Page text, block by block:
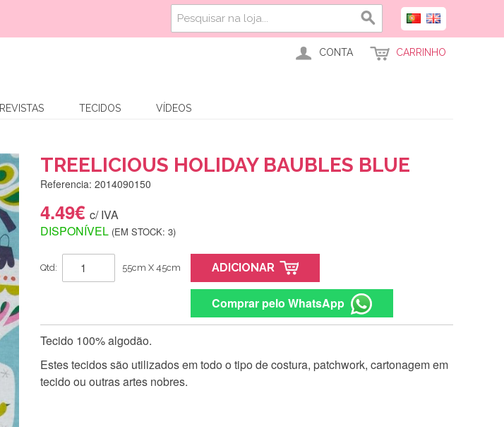
CONTA CARRINHO
REVISTAS TECIDOS VÍDEOS
TREELICIOUS HOLIDAY BAUBLES BLUE
Referencia: 2014090150
4.49€ c/ IVA
DISPONÍVEL (EM STOCK: 3)
Qtd: 55cm X 45cm ADICIONAR
Comprar pelo WhatsApp
Tecido 100% algodão.
Estes tecidos são utilizados em todo o tipo de costura, patchwork, cartonagem em
tecido ou outras artes nobres.